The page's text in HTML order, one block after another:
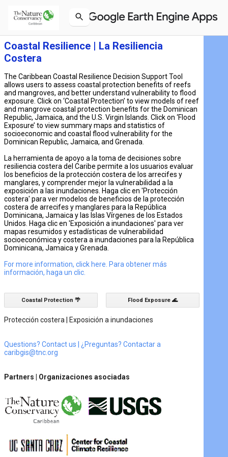
Coastal Resilience | La Resiliencia
Costera
The Caribbean Coastal Resilience Decision Support Tool
allows users to assess coastal protection benefits of reefs
and mangroves, and better understand vulnerability to flood
exposure. Click on ‘Coastal Protection’ to view models of reef
and mangrove coastal protection benefits for the Dominican
Republic, Jamaica, and the U.S. Virgin Islands. Click on ‘Flood
Exposure’ to view summary maps and statistics of
socioeconomic and coastal flood vulnerability for the
Dominican Republic, Jamaica, and Grenada.
La herramienta de apoyo a la toma de decisiones sobre
resiliencia costera del Caribe permite a los usuarios evaluar
los beneficios de la protección costera de los arrecifes y
manglares, y comprender mejor la vulnerabilidad a la
exposición a las inundaciones. Haga clic en 'Protección
costera' para ver modelos de beneficios de la protección
costera de arrecifes y manglares para la República
Dominicana, Jamaica y las Islas Vírgenes de los Estados
Unidos. Haga clic en 'Exposición a inundaciones' para ver
mapas resumidos y estadísticas de vulnerabilidad
socioeconómica y costera a inundaciones para la República
Dominicana, Jamaica y Grenada.
For more information, click here. Para obtener más
información, haga un clic.
Coastal Protection 🌴 Flood Exposure 🌊
Protección costera | Exposición a inundaciones
Questions? Contact us | ¿Preguntas? Contactar a
caribgis@tnc.org
Partners | Organizaciones asociadas